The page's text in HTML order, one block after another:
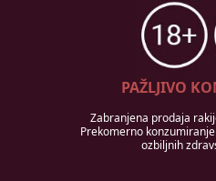
PAŽLJIVO
Zabranjena prodaja
Prekomerno
ozbiljnih